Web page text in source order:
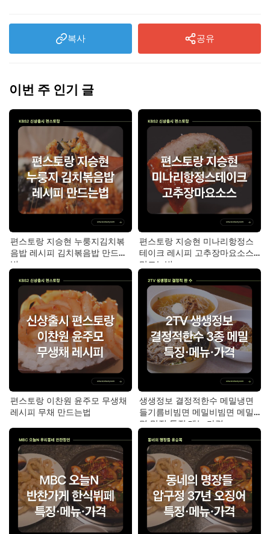
복사 공유
이번 주 인기 글
편스토랑 지승현 누룽지김치볶
음밥 레시피 김치볶음밥 만드는
법
편스토랑 지승현 미나리항정스
테이크 레시피 고추장마요소스
만드는법
편스토랑 이찬원 윤주모 무생채
레시피 무채 만드는법
생생정보 결정적한수 메밀냉면
들기름비빔면 메밀비빔면 메밀
면 맛집 특징·메뉴·가격